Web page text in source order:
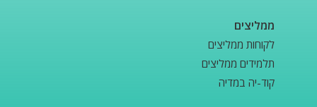
ממליצים
לקוחות ממליצים
תלמידים ממליצים
קוד-יה במדיה